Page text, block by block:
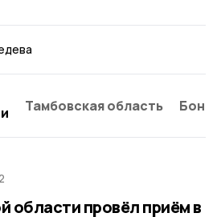
Тамбовская область
области провёл приём в